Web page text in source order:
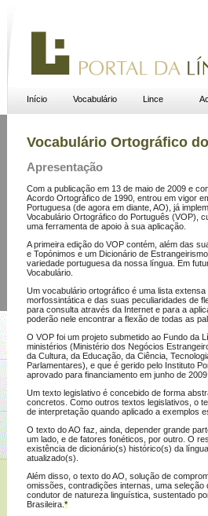
Início Vocabulário Lince
Vocabulário Ortográfico
Apresentação
Com a publicação em 13 de maio de 2009 e
Acordo Ortográfico de 1990, entrou em vigor
Portuguesa (de agora em diante, AO), já
Vocabulário Ortográfico do Português (VOP),
uma ferramenta de apoio à sua aplicação.
A primeira edição do VOP contém, além das
e Topónimos e um Dicionário de
variedade portuguesa da nossa língua. Em
Vocabulário.
Um vocabulário ortográfico é uma lista
morfossintática e das suas peculiaridades de
para consulta através da Internet e para a
poderão nele encontrar a flexão de todas as
O VOP foi um projeto submetido ao Fundo da
ministérios (Ministério dos Negócios
da Cultura, da Educação, da Ciência,
Parlamentares), e que é gerido pelo Instituto
aprovado para financiamento em junho de
Um texto legislativo é concebido de forma
concretos. Como outros textos legislativos, o
de interpretação quando aplicado a exemplos
O texto do AO faz, ainda, depender grande
um lado, e de fatores fonéticos, por outro. O
existência de dicionário(s) histórico(s) da
atualizado(s).
Além disso, o texto do AO, solução de
omissões, contradições internas, uma
condutor de natureza linguística, sustentado
Brasileira. *